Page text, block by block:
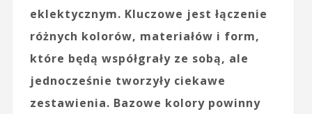
eklektycznym. Kluczowe jest łączenie
różnych kolorów, materiałów i form,
które będą współgrały ze sobą, ale
jednocześnie tworzyły ciekawe
zestawienia. Bazowe kolory powinny